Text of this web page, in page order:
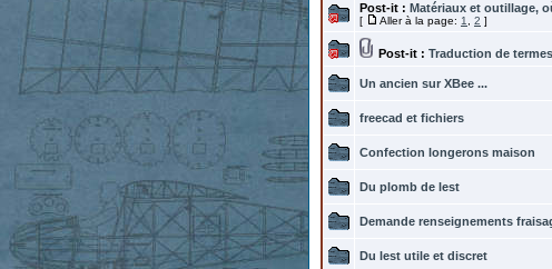
Post-it : Matériaux et outillage,
[ Aller à la page: 1 2 ]
Post-it : Traduction de
Un ancien sur XBee ...
freecad et fichiers
Confection longerons maison
Du plomb de lest
Demande renseignements
Du lest utile et discret